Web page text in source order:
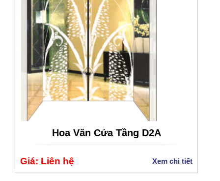
Hoa Văn Cửa Tầng D2A
Giá: Liên hệ Xem chi tiết